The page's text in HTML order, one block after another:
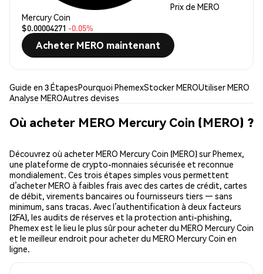
Prix de MERO
Mercury Coin
$0.00004271 -0.05%
Acheter MERO maintenant
Guide en 3 ÉtapesPourquoi PhemexStocker MEROUtiliser MERO
Analyse MEROAutres devises
Où acheter MERO Mercury Coin (MERO) ?
Découvrez où acheter MERO Mercury Coin (MERO) sur Phemex,
une plateforme de crypto-monnaies sécurisée et reconnue
mondialement. Ces trois étapes simples vous permettent
d’acheter MERO à faibles frais avec des cartes de crédit, cartes
de débit, virements bancaires ou fournisseurs tiers — sans
minimum, sans tracas. Avec l’authentification à deux facteurs
(2FA), les audits de réserves et la protection anti-phishing,
Phemex est le lieu le plus sûr pour acheter du MERO Mercury Coin
et le meilleur endroit pour acheter du MERO Mercury Coin en
ligne.